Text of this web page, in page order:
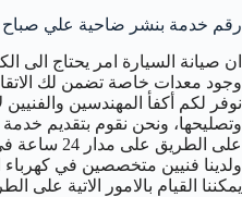
رقم خدمة بنشر ضاحية علي صباح
ان صيانة السيارة امر يحتاج الى
وجود معدات خاصة تضمن لك
نوفر لكم أكفأ المهندسين
وتصليحها، ونحن نقوم بتقديم
على الطريق
ولدينا فنيين متخصصين في كهرباء
يمكننا القيام بالامور الاتية على